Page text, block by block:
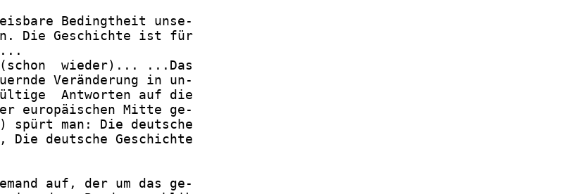
Bedingtheit unse-
Die Geschichte ist für
wieder)... ...Das
Veränderung in un-
Antworten auf die
europäischen Mitte ge-
spürt man: Die deutsche
Die deutsche Geschichte
auf, der um das ge-